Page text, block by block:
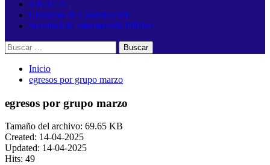
SINACIG
Licencias de Construcción
Solicitud de Información Pública
Buscar:
Inicio
egresos por grupo marzo
egresos por grupo marzo
Tamaño del archivo: 69.65 KB
Created: 14-04-2025
Updated: 14-04-2025
Hits: 49